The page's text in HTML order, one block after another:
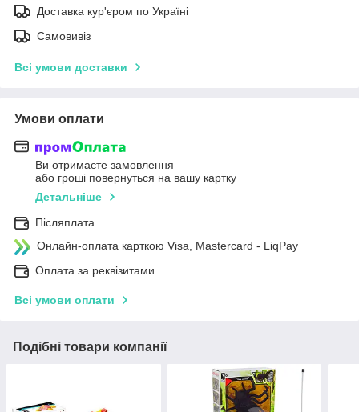
Доставка кур'єром по Україні
Самовивіз
Всі умови доставки
Умови оплати
Ви отримаєте замовлення
або гроші повернуться на вашу картку
Детальніше
Післяплата
Онлайн-оплата карткою Visa, Mastercard - LiqPay
Оплата за реквізитами
Всі умови оплати
Подібні товари компанії